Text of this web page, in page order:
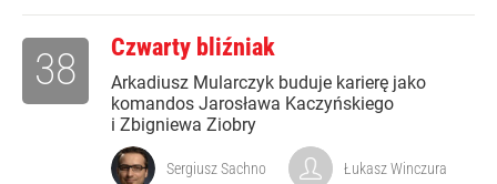
Czwarty bliźniak
Arkadiusz Mularczyk buduje karierę jako
komandos Jarosława Kaczyńskiego
i Zbigniewa Ziobry
38
Sergiusz Sachno Łukasz Winczura